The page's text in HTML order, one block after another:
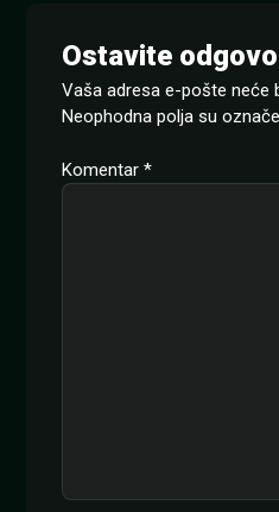
Ostavite
Vaša adresa e-pošte neće
Neophodna polja su
Komentar *